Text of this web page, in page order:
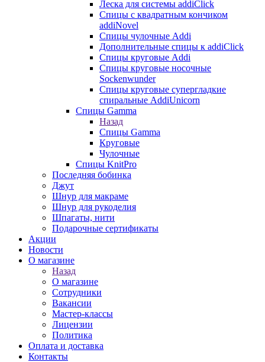
Леска для системы addiClick
Спицы с квадратным кончиком
addiNovel
Спицы чулочные Addi
Дополнительные спицы к addiClick
Спицы круговые Addi
Спицы круговые носочные
Sockenwunder
Спицы круговые супергладкие
спиральные AddiUnicorn
Спицы Gamma
Назад
Спицы Gamma
Круговые
Чулочные
Спицы KnitPro
Последняя бобинка
Джут
Шнур для макраме
Шнур для рукоделия
Шпагаты, нити
Подарочные сертификаты
Акции
Новости
О магазине
Назад
О магазине
Сотрудники
Вакансии
Мастер-классы
Лицензии
Политика
Оплата и доставка
Контакты